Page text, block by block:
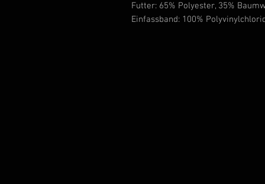
Futter: 65% Polyester, 35%
Einfassband: 100%